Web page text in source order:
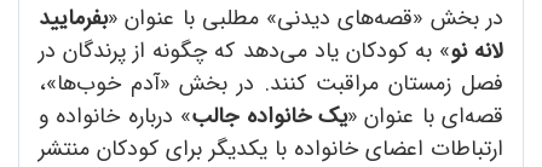
در بخش «قصه‌های دیدنی» مطلبی با عنوان «بفرمایید
لانه نو» به کودکان یاد می‌دهد که چگونه از پرندگان در
فصل زمستان مراقبت کنند. در بخش «آدم‌ خوب‌ها»،
قصه‌ای با عنوان «یک خانواده جالب» درباره خانواده و
ارتباطات اعضای خانواده با یکدیگر برای کودکان منتشر